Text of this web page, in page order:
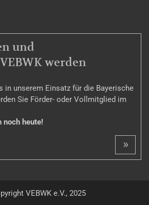
und
werden
in unserem Einsatz für die Bayerische
Sie Förder- oder Vollmitglied im
noch heute!
»
VEBWK e.V., 2025